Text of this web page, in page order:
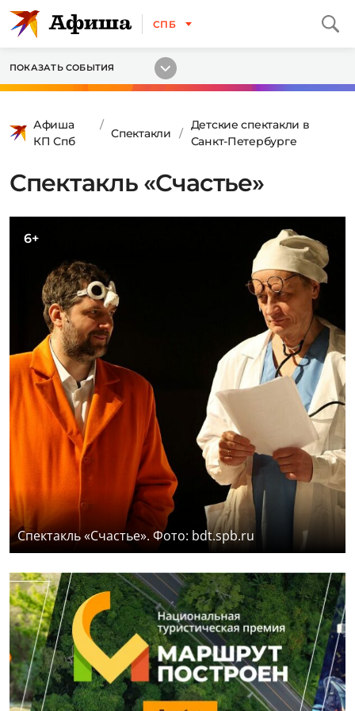
СПБ
ПОКАЗАТЬ СОБЫТИЯ
Афиша
КП Спб
Спектакли
Детские спектакли в
Санкт-Петербурге
Спектакль «Счастье»
6+
Спектакль «Счастье». Фото: bdt.spb.ru